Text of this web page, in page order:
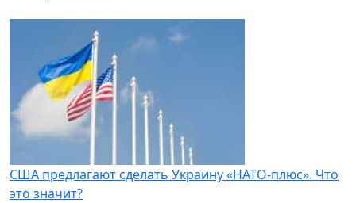
США предлагают сделать Украину «НАТО-плюс». Что
это значит?